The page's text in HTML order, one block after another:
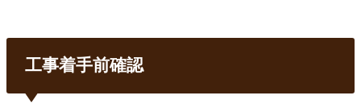
工事着手前確認